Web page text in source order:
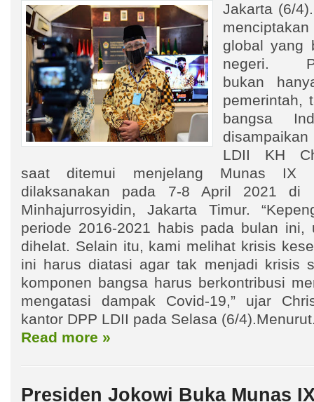
Jakarta (6/
global yang
negeri.
bukan
pemerintah,
bangsa
LDII KH
saat ditemui menjelang Munas IX
dilaksanakan pada 7-8 April 2021 di
Minhajurrosyidin, Jakarta Timur.
periode 2016-2021 habis pada bulan ini,
dihelat. Selain itu, kami melihat krisis
ini harus diatasi agar tak menjadi krisis
komponen bangsa harus berkontribusi
mengatasi dampak Covid-19,” ujar
kantor DPP LDII pada Selasa (6/
Read more »
Presiden Jokowi Buka Munas